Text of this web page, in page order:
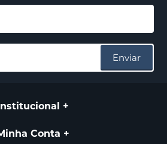
Enviar
Conta